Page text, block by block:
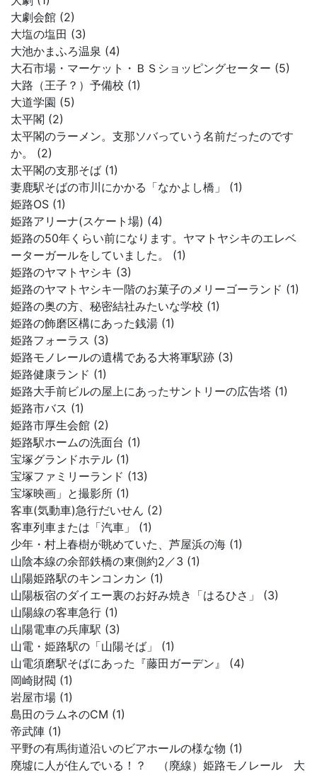
大劇会館 (2)
大塩の塩田 (3)
大池かまふろ温泉 (4)
大石市場・マーケット・ＢＳショッピングセーター (5)
大路（王子？）予備校 (1)
大道学園 (5)
太平閣 (2)
太平閣のラーメン。支那ソバっていう名前だったのです
か。 (2)
太平閣の支那そば (1)
妻鹿駅そばの市川にかかる「なかよし橋」 (1)
姫路OS (1)
姫路アリーナ(スケート場) (4)
姫路の50年くらい前になります。ヤマトヤシキのエレベ
ーターガールをしていました。 (1)
姫路のヤマトヤシキ (3)
姫路のヤマトヤシキ一階のお菓子のメリーゴーランド (1)
姫路の奥の方、秘密結社みたいな学校 (1)
姫路の飾磨区構にあった銭湯 (1)
姫路フォーラス (3)
姫路モノレールの遺構である大将軍駅跡 (3)
姫路健康ランド (1)
姫路大手前ビルの屋上にあったサントリーの広告塔 (1)
姫路市バス (1)
姫路市厚生会館 (2)
姫路駅ホームの洗面台 (1)
宝塚グランドホテル (1)
宝塚ファミリーランド (13)
宝塚映画」と撮影所 (1)
客車(気動車)急行だいせん (2)
客車列車または「汽車」 (1)
少年・村上春樹が眺めていた、芦屋浜の海 (1)
山陰本線の余部鉄橋の東側約2／3 (1)
山陽姫路駅のキンコンカン (1)
山陽板宿のダイエー裏のお好み焼き「はるひさ」 (3)
山陽線の客車急行 (1)
山陽電車の兵庫駅 (3)
山電・姫路駅の「山陽そば」 (1)
山電須磨駅そばにあった『藤田ガーデン』 (4)
岡崎財閥 (1)
岩屋市場 (1)
島田のラムネのCM (1)
帝武陣 (1)
平野の有馬街道沿いのビアホールの様な物 (1)
廃墟に人が住んでいる！？ （廃線）姫路モノレール 大